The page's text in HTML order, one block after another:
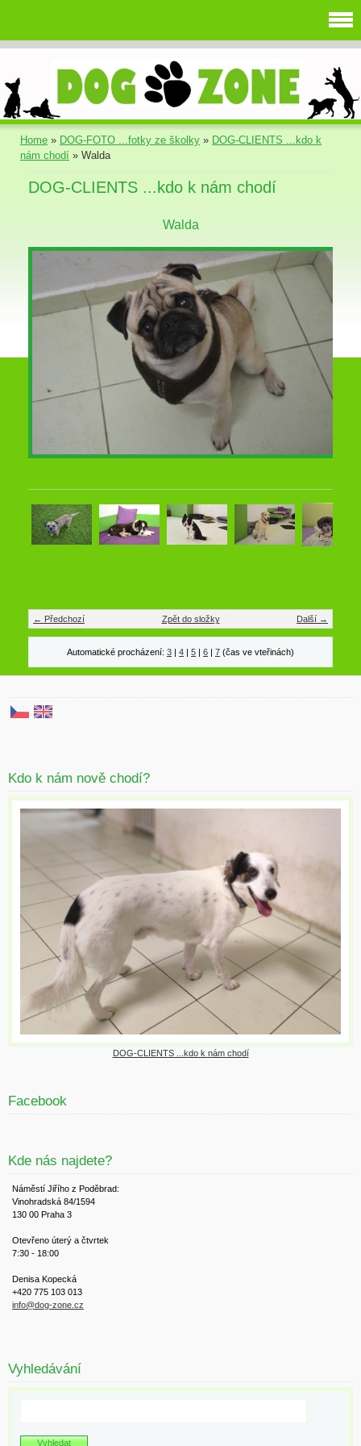
Home » DOG-FOTO ...fotky ze školky » DOG-CLIENTS ...kdo k
nám chodí » Walda
DOG-CLIENTS ...kdo k nám chodí
Walda
← Předchozí Další →
Zpět do složky
Automatické procházení: 3 4 5 6 7 (čas ve vteřinách)
Kdo k nám nově chodí?
DOG-CLIENTS ...kdo k nám chodí
Facebook
Kde nás najdete?
Náměstí Jiřího z Poděbrad:
Vinohradská 84/1594
130 00 Praha 3
Otevřeno úterý a čtvrtek
7:30 - 18:00
Denisa Kopecká
+420 775 103 013
info@dog-zone.cz
Vyhledávání